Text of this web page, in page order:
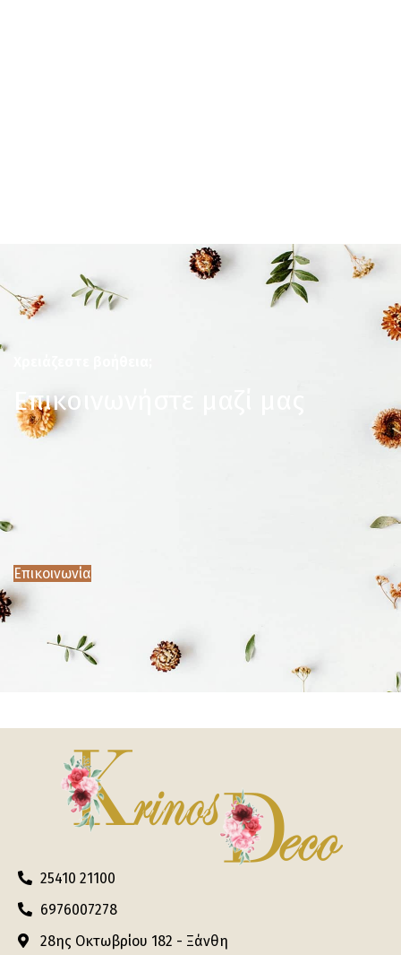
Επικοινωνήστε μαζί μας
Επικοινωνία
25410 21100
6976007278
28ης Οκτωβρίου 182 - Ξάνθη